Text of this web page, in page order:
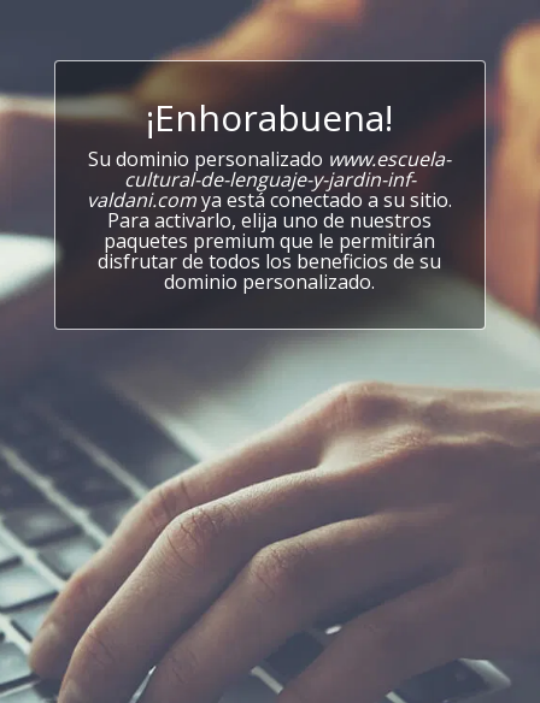
¡Enhorabuena!
Su dominio personalizado www.escuela-
cultural-de-lenguaje-y-jardin-inf-
valdani.comya está conectado a su sitio.
Para activarlo, elija uno de nuestros
paquetes premium que le permitirán
disfrutar de todos los beneficios de su
dominio personalizado.